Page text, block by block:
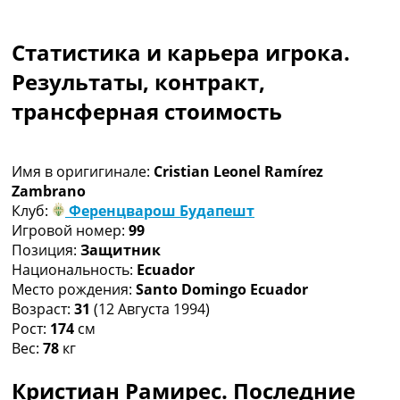
Чемпионат Мира
Украина. Премьер-Лига
Украина. Первая Лига
Лига Чемпионов
Другие Турниры >>>
Таблицы
Таблицы групп Чемпионата Мира
Украина. Премьер-Лига
Украина. Первая Лига
Лига Чемпионов. Таблицы групп
Англия. Премьер-Лига
Испания. Ла Лига
Все таблицы >>>
Рейтинги
Рейтинг клубов УЕФА
Статистика и карьера игрока.
Результаты, контракт,
трансферная стоимость
Имя в оригигинале: Cristian Leonel Ramírez
Zambrano
Клуб:
Ференцварош Будапешт
Игровой номер: 99
Позиция: Защитник
Национальность: Ecuador
Место рождения: Santo Domingo Ecuador
Возраст: 31 (12 Августа 1994)
Рост: 174 см
Вес: 78 кг
Кристиан Рамирес. Последние